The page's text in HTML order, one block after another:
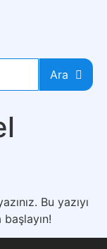
Ara
Bu yazıyı